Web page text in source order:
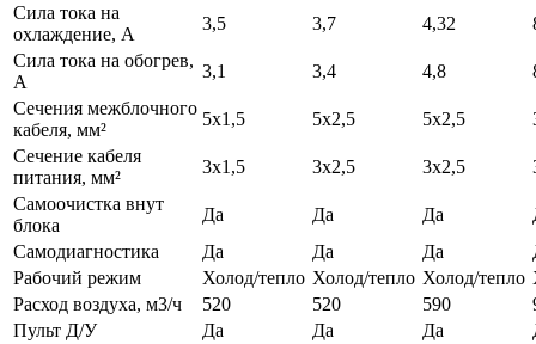
Сила тока на
охлаждение, А
3,5 3,7 4,32
Сила тока на обогрев,
А
3,1 3,4 4,8
Сечения межблочного
кабеля, мм²
5х1,5 5х2,5 5х2,5
Сечение кабеля
питания, мм²
3х1,5 3х2,5 3х2,5
Самоочистка внут
блока
Да Да Да
Самодиагностика
Да Да Да
Рабочий режим
Холод/тепло Холод/тепло Холод/тепло
Расход воздуха, м3/ч
520 520 590
Пульт Д/У
Да Да Да